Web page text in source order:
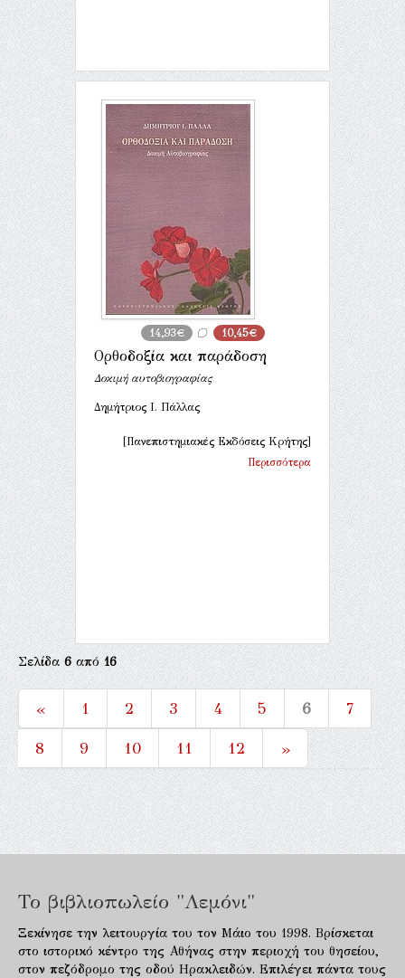
14,93€ 10,45€
Ορθοδοξία και παράδοση
Δοκιμή αυτοβιογραφίας
Δημήτριος Ι. Πάλλας
[Πανεπιστημιακές Εκδόσεις Κρήτης]
Περισσότερα
Σελίδα6από16
« 1 2 3 4 5 6
7
8
9 10 11 12 »
Το βιβλιοπωλείο "Λεμόνι"
Ξεκίνησε την λειτουργία του τον Μάιο του 1998. Βρίσκεται
στο ιστορικό κέντρο της Αθήνας στην περιοχή του θησείου,
στον πεζόδρομο της οδού Ηρακλειδών. Επιλέγει πάντα τους